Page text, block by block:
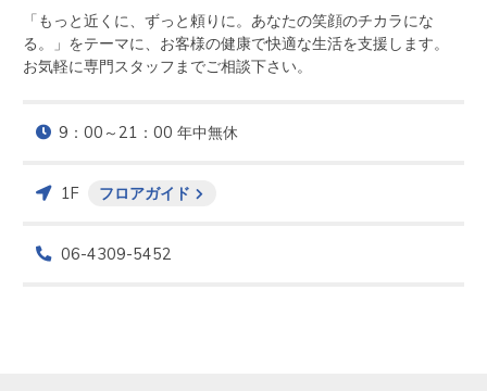
「もっと近くに、ずっと頼りに。あなたの笑顔のチカラにな
る。」をテーマに、お客様の健康で快適な生活を支援します。
お気軽に専門スタッフまでご相談下さい。
9：00～21：00 年中無休
1F フロアガイド
06-4309-5452